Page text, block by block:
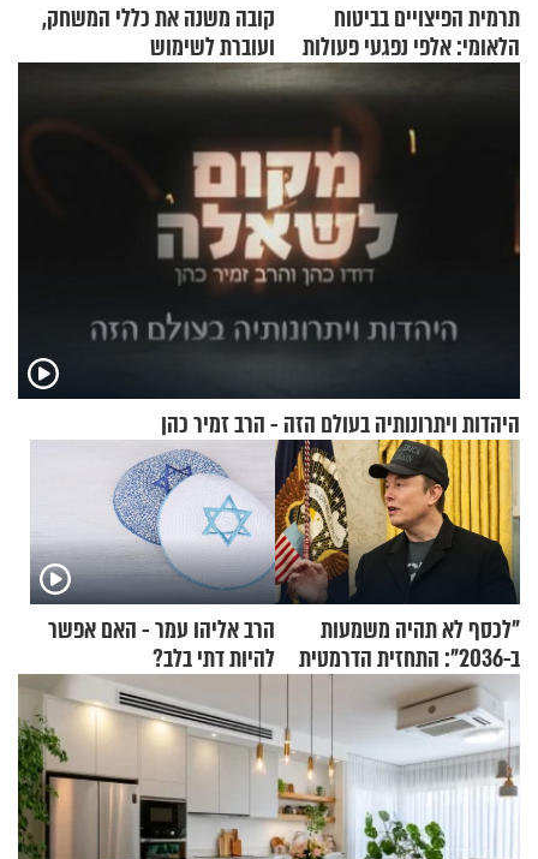
תרמית הפיצויים בביטוח
הלאומי: אלפי נפגעי פעולות
איבה קיבלו כספים במירמה
קובה משנה את כללי המשחק,
ועוברת לשימוש
בתלת־אופנועים סולאריים
היהדות ויתרונותיה בעולם הזה - הרב זמיר כהן
"לכסף לא תהיה משמעות
ב-2036": התחזית הדרמטית
של אילון מאסק על עתיד
הכלכלה
הרב אליהו עמר - האם אפשר
להיות דתי בלב?